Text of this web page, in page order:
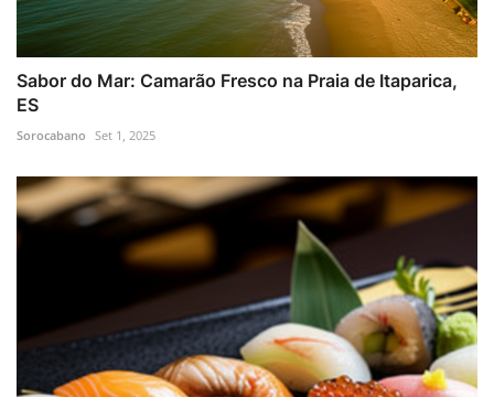
Sabor do Mar: Camarão Fresco na Praia de Itaparica,
ES
Sorocabano Set 1, 2025